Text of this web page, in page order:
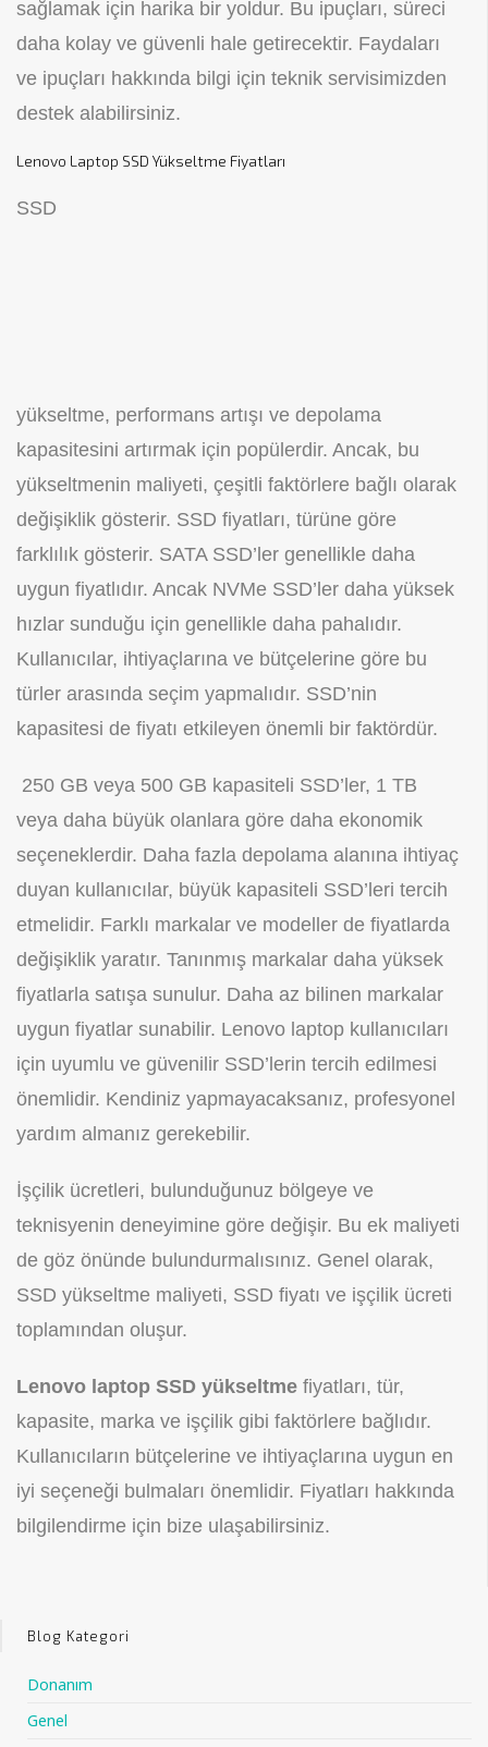
sağlamak için harika bir yoldur. Bu ipuçları, süreci
daha kolay ve güvenli hale getirecektir. Faydaları
ve ipuçları hakkında bilgi için teknik servisimizden
destek alabilirsiniz.
Lenovo Laptop SSD Yükseltme Fiyatları
SSD
yükseltme, performans artışı ve depolama
kapasitesini artırmak için popülerdir. Ancak, bu
yükseltmenin maliyeti, çeşitli faktörlere bağlı olarak
değişiklik gösterir. SSD fiyatları, türüne göre
farklılık gösterir. SATA SSD’ler genellikle daha
uygun fiyatlıdır. Ancak NVMe SSD’ler daha yüksek
hızlar sunduğu için genellikle daha pahalıdır.
Kullanıcılar, ihtiyaçlarına ve bütçelerine göre bu
türler arasında seçim yapmalıdır. SSD’nin
kapasitesi de fiyatı etkileyen önemli bir faktördür.
250 GB veya 500 GB kapasiteli SSD’ler, 1 TB
veya daha büyük olanlara göre daha ekonomik
seçeneklerdir. Daha fazla depolama alanına ihtiyaç
duyan kullanıcılar, büyük kapasiteli SSD’leri tercih
etmelidir. Farklı markalar ve modeller de fiyatlarda
değişiklik yaratır. Tanınmış markalar daha yüksek
fiyatlarla satışa sunulur. Daha az bilinen markalar
uygun fiyatlar sunabilir. Lenovo laptop kullanıcıları
için uyumlu ve güvenilir SSD’lerin tercih edilmesi
önemlidir. Kendiniz yapmayacaksanız, profesyonel
yardım almanız gerekebilir.
İşçilik ücretleri, bulunduğunuz bölgeye ve
teknisyenin deneyimine göre değişir. Bu ek maliyeti
de göz önünde bulundurmalısınız. Genel olarak,
SSD yükseltme maliyeti, SSD fiyatı ve işçilik ücreti
toplamından oluşur.
Lenovo laptop SSD yükseltme fiyatları, tür,
kapasite, marka ve işçilik gibi faktörlere bağlıdır.
Kullanıcıların bütçelerine ve ihtiyaçlarına uygun en
iyi seçeneği bulmaları önemlidir. Fiyatları hakkında
bilgilendirme için bize ulaşabilirsiniz.
Blog Kategori
Donanım
Genel